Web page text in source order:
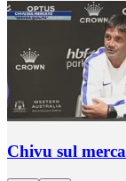
Chivu sul